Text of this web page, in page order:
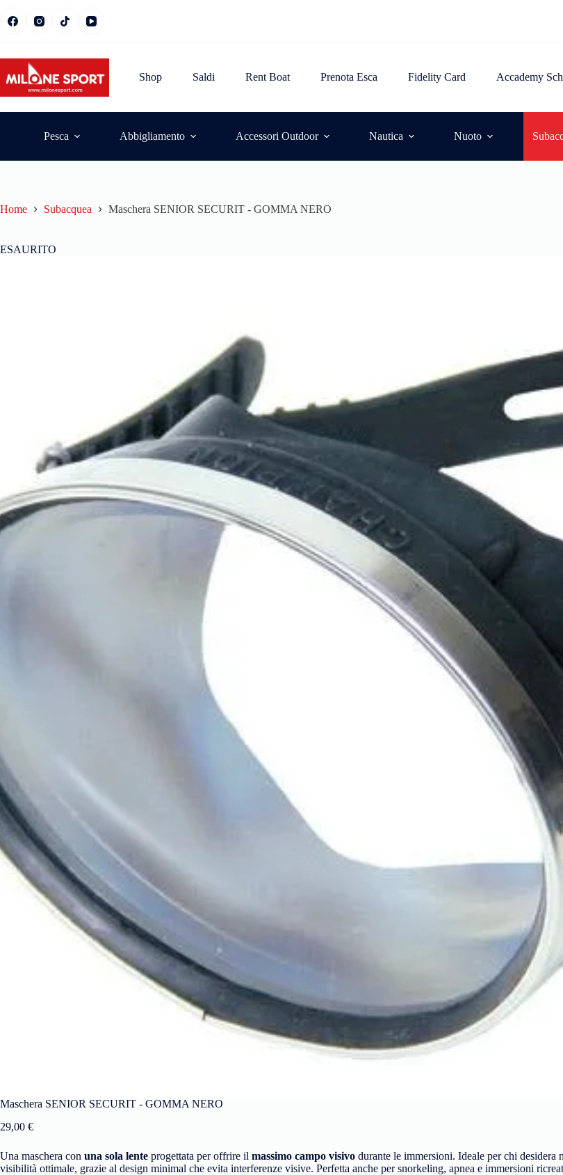
Shop Saldi Rent Boat Prenota Esca Fidelity Card Accademy
Pesca Abbigliamento Accessori Outdoor Nautica Nuoto
Home Subacquea Maschera SENIOR SECURIT - GOMMA NERO
ESAURITO
Maschera SENIOR SECURIT - GOMMA NERO
29,00 €
Una maschera con una sola lente progettata per offrire il massimo campo visivo durante le immersioni. Ideale per chi desidera
visibilità ottimale, grazie al design minimal che evita interferenze visive. Perfetta anche per snorkeling, apnea e immersioni